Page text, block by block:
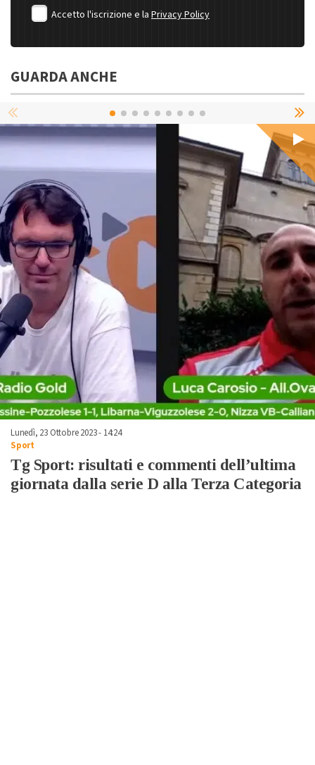
Accetto l'iscrizione e la Privacy Policy
GUARDA ANCHE
Lunedì, 23 Ottobre 2023 - 14:24
Sport
Tg Sport: risultati e commenti dell’ultima
giornata dalla serie D alla Terza Categoria